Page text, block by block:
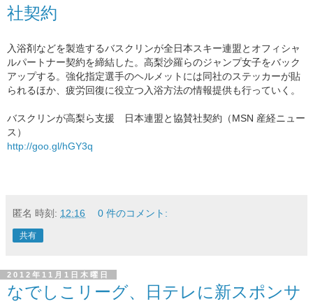
社契約
入浴剤などを製造するバスクリンが全日本スキー連盟とオフィシャ
ルパートナー契約を締結した。 高梨沙羅らのジャンプ女子をバック
アップする。 強化指定選手のヘルメットには同社のステッカーが貼
られるほか、疲労回復に役立つ入浴方法の情報提供も行っていく。
バスクリンが高梨ら支援 日本連盟と協賛社契約（MSN 産経ニュー
ス）
http://goo.gl/hGY3q
匿名 時刻: 12:16 0 件のコメント:
共有
2012年11月1日木曜日
なでしこリーグ、日テレに新スポンサ